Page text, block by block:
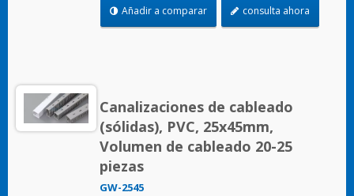
y herramientas para una fácil instalación.
Añadir a comparar consulta ahora
Canalizaciones de cableado
(sólidas), PVC, 25x45mm,
Volumen de cableado 20-25
piezas
GW-2545